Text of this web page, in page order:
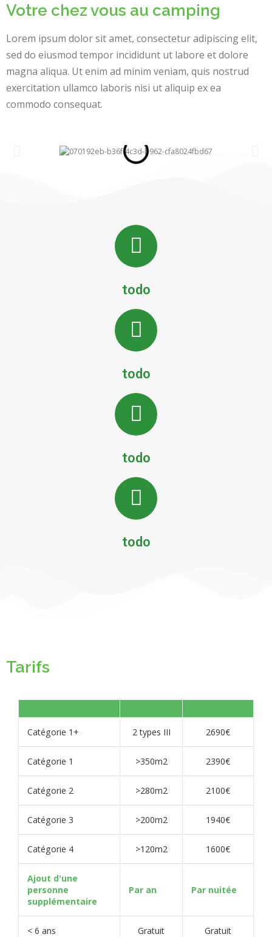
Votre chez vous au camping
Lorem ipsum dolor sit amet, consectetur adipiscing elit,
sed do eiusmod tempor incididunt ut labore et dolore
magna aliqua. Ut enim ad minim veniam, quis nostrud
exercitation ullamco laboris nisi ut aliquip ex ea
commodo consequat.
todo
todo
todo
todo
Tarifs
Catégorie 1+ 2 types III 2690€
Catégorie 1 >350m2 2390€
Catégorie 2 >280m2 2100€
Catégorie 3 >200m2 1940€
Catégorie 4 >120m2 1600€
Ajout d'une
personne
supplémentaire
Par an Par nuitée
< 6 ans Gratuit Gratuit